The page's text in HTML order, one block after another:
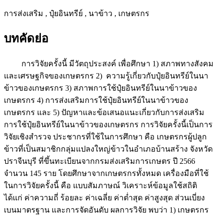
การส่งเสริม , ปุ๋ยอินทรีย์ , นาข้าว , เกษตรกร
บทคัดย่อ
การวิจัยครั้งนี้ มีวัตถุประสงค์ เพื่อศึกษา 1) สภาพทางสังคม
และเศรษฐกิจของเกษตรกร 2) ความรู้เกี่ยวกับปุ๋ยอินทรีย์ในนา
ข้าวของเกษตรกร 3) สภาพการใช้ปุ๋ยอินทรีย์ในนาข้าวของ
เกษตรกร 4) การส่งเสริมการใช้ปุ๋ยอินทรีย์ในนาข้าวของ
เกษตรกร และ 5) ปัญหาและข้อเสนอแนะเกี่ยวกับการส่งเสริม
การใช้ปุ๋ยอินทรีย์ในนาข้าวของเกษตรกร การวิจัยครั้งนี้เป็นการ
วิจัยเชิงสำรวจ ประชากรที่ใช้ในการศึกษา คือ เกษตรกรผู้ปลูก
ข้าวที่เป็นสมาชิกกลุ่มแปลงใหญ่ข้าวในอำเภอบ้านสร้าง จังหวัด
ปราจีนบุรี ที่ขึ้นทะเบียนจากกรมส่งเสริมการเกษตร ปี 2566
จำนวน 145 ราย โดยศึกษาจากเกษตรกรทั้งหมด เครื่องมือที่ใช้
ในการวิจัยครั้งนี้ คือ แบบสัมภาษณ์ วิเคราะห์ข้อมูลใช้สถิติ
ได้แก่ ค่าความถี่ ร้อยละ ค่าเฉลี่ย ค่าตํ่าสุด ค่าสูงสุด ส่วนเบี่ยง
เบนมาตรฐาน และการจัดอันดับ ผลการวิจัย พบว่า 1) เกษตรกร